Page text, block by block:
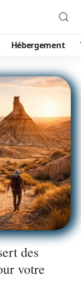
Hébergement
des
votre